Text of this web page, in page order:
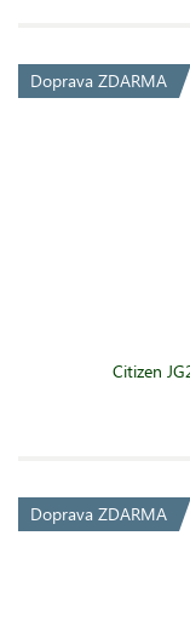
Doprava ZDARMA
Citizen
Doprava ZDARMA